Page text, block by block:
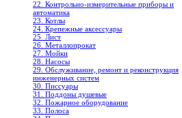
22. Контрольно-измерительные приборы и
автоматика
23. Котлы
24. Крепежные аксессуары
25. Лист
26. Металлопрокат
27. Мойки
28. Насосы
29. Обслуживание, ремонт и реконструкция
инженерных систем
30. Писсуары
31. Поддоны душевые
32. Пожарное оборудование
33. Полоса